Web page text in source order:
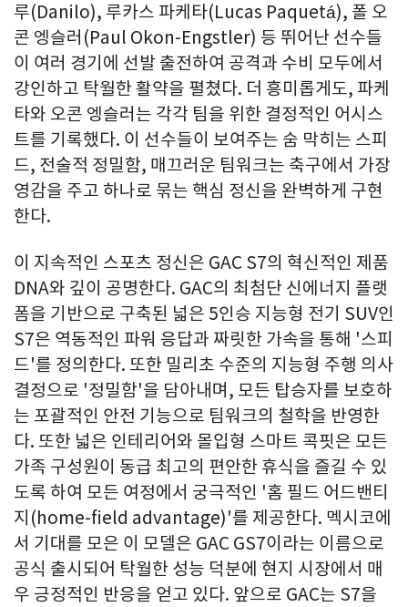
루(Danilo), 루카스 파케타(Lucas Paquetá), 폴 오
콘 엥슬러(Paul Okon-Engstler) 등 뛰어난 선수들
이 여러 경기에 선발 출전하여 공격과 수비 모두에서
강인하고 탁월한 활약을 펼쳤다. 더 흥미롭게도, 파케
타와 오콘 엥슬러는 각각 팀을 위한 결정적인 어시스
트를 기록했다. 이 선수들이 보여주는 숨 막히는 스피
드, 전술적 정밀함, 매끄러운 팀워크는 축구에서 가장
영감을 주고 하나로 묶는 핵심 정신을 완벽하게 구현
한다.
이 지속적인 스포츠 정신은 GAC S7의 혁신적인 제품
DNA와 깊이 공명한다. GAC의 최첨단 신에너지 플랫
폼을 기반으로 구축된 넓은 5인승 지능형 전기 SUV인
S7은 역동적인 파워 응답과 짜릿한 가속을 통해 '스피
드'를 정의한다. 또한 밀리초 수준의 지능형 주행 의사
결정으로 '정밀함'을 담아내며, 모든 탑승자를 보호하
는 포괄적인 안전 기능으로 팀워크의 철학을 반영한
다. 또한 넓은 인테리어와 몰입형 스마트 콕핏은 모든
가족 구성원이 동급 최고의 편안한 휴식을 즐길 수 있
도록 하여 모든 여정에서 궁극적인 '홈 필드 어드밴티
지(home-field advantage)'를 제공한다. 멕시코에
서 기대를 모은 이 모델은 GAC GS7이라는 이름으로
공식 출시되어 탁월한 성능 덕분에 현지 시장에서 매
우 긍정적인 반응을 얻고 있다. 앞으로 GAC는 S7을